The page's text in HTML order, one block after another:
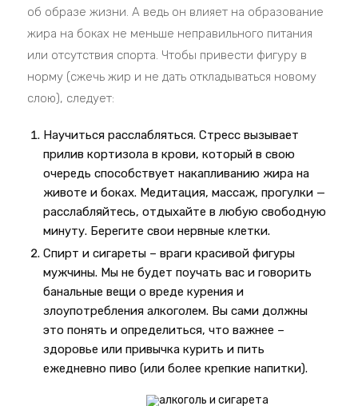
об образе жизни. А ведь он влияет на образование
жира на боках не меньше неправильного питания
или отсутствия спорта. Чтобы привести фигуру в
норму (сжечь жир и не дать откладываться новому
слою), следует:
Научиться расслабляться. Стресс вызывает
прилив кортизола в крови, который в свою
очередь способствует накапливанию жира на
животе и боках. Медитация, массаж, прогулки —
расслабляйтесь, отдыхайте в любую свободную
минуту. Берегите свои нервные клетки.
Спирт и сигареты – враги красивой фигуры
мужчины. Мы не будет поучать вас и говорить
банальные вещи о вреде курения и
злоупотребления алкоголем. Вы сами должны
это понять и определиться, что важнее –
здоровье или привычка курить и пить
ежедневно пиво (или более крепкие напитки).